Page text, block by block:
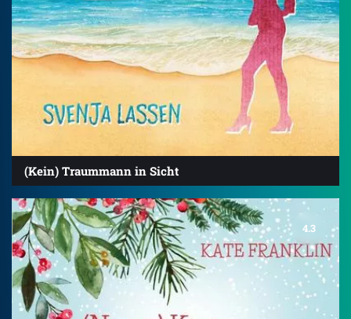
(Kein) Traummann in Sicht
4.3